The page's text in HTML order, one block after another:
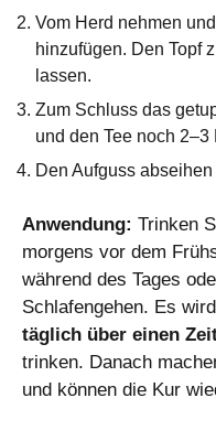
Vom Herd nehmen
hinzufügen. Den Topf
lassen.
Zum Schluss das
und den Tee noch
Den Aufguss
Anwendung: Trinken
morgens vor dem
während des Tages
Schlafengehen. Es
täglich über einen
trinken. Danach
und können die Kur